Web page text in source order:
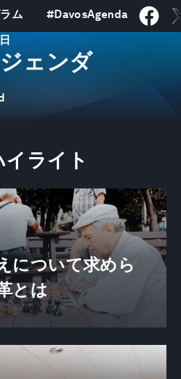
ム #DavosAgenda
ェンダ
ライト
について求めら
とは